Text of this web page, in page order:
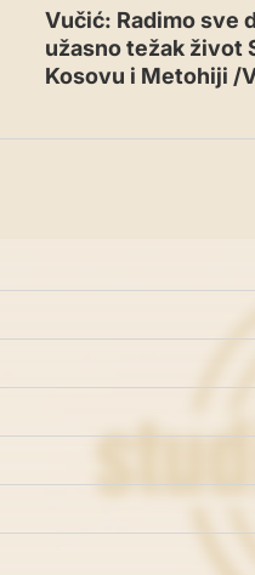
Vučić: Radimo sve
užasno težak život
Kosovu i Metohiji /